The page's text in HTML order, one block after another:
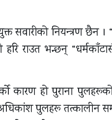
सवारीको नियन्त्रण छैन
राउत भन्छन्
कारण हो पुराना
पुलहरू तत्कालीन